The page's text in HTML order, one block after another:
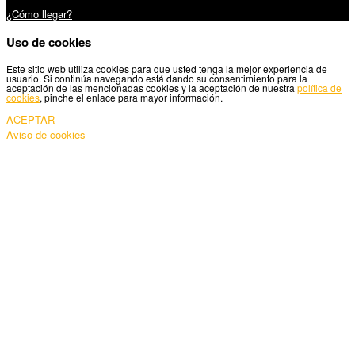
¿Cómo llegar?
Uso de cookies
Este sitio web utiliza cookies para que usted tenga la mejor experiencia de
usuario. Si continúa navegando está dando su consentimiento para la
aceptación de las mencionadas cookies y la aceptación de nuestra política de
cookies, pinche el enlace para mayor información.
ACEPTAR
Aviso de cookies